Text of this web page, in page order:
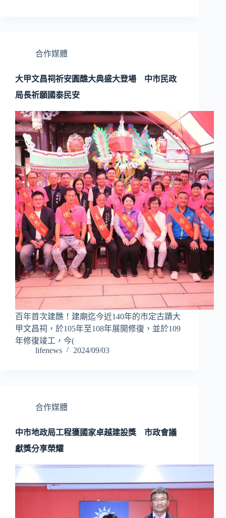
合作媒體
大甲文昌祠祈安圓醮大典盛大登場 中市民政
局長祈願國泰民安
百年首次建醮！建廟迄今近140年的市定古蹟大
甲文昌祠，於105年至108年展開修復，並於109
年修復竣工，今(
lifenews
2024/09/03
合作媒體
中市地政局工程獲國家卓越建設獎 市政會議
獻獎分享榮耀